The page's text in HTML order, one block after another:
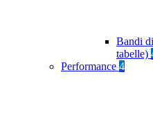
Bandi
tabelle)
Performance 4